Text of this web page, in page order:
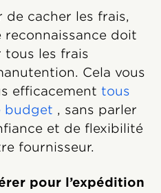
de cacher les frais,
doit
tous les frais
Cela vous
efficacement tous
budget , sans parler
et de flexibilité
fournisseur.
pour l’expédition